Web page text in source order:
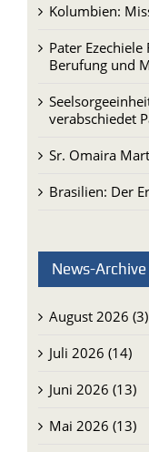
Kolumbien:
Pater
Berufung und
verabschiedet
Sr. Omaira
Brasilien: Der
News-Archive
August 2026 (3)
Juli 2026 (14)
Juni 2026 (13)
Mai 2026 (13)